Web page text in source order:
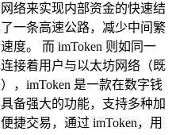
络来实现内部资金的快速结
一条高速公路，减少中间繁
度。 而 imToken 则如同一
接着用户与以太坊网络（既
，imToken 是一款在数字钱
备强大的功能，支持多种加
捷交易，通过 imToken，用